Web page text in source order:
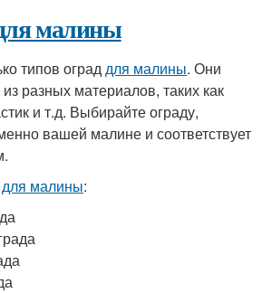
малины
типов ограддля малины. Они
разных материалов, таких как
и т.д. Выбирайте ограду,
вашей малине и соответствует
для малины: